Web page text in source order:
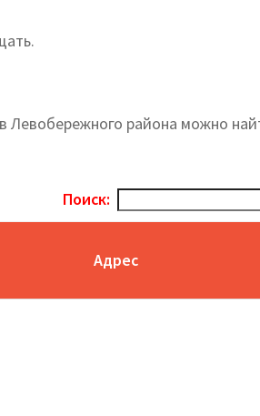
Левобережного района можно
Поиск:
Адрес